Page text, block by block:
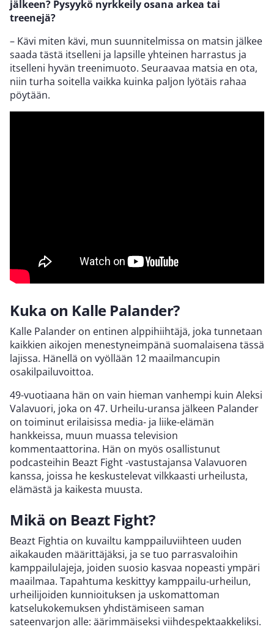
jälkeen? Pysyykö nyrkkeily osana arkea tai
treenejä?
– Kävi miten kävi, mun suunnitelmissa on matsin jälkee
saada tästä itselleni ja lapsille yhteinen harrastus ja
itselleni hyvän treenimuoto. Seuraavaa matsia en ota,
niin turha soitella vaikka kuinka paljon lyötäis rahaa
pöytään.
Kuka on Kalle Palander?
Kalle Palander on entinen alppihiihtäjä, joka tunnetaan
kaikkien aikojen menestyneimpänä suomalaisena tässä
lajissa. Hänellä on vyöllään 12 maailmancupin
osakilpailuvoittoa.
49-vuotiaana hän on vain hieman vanhempi kuin Aleksi
Valavuori, joka on 47. Urheilu-uransa jälkeen Palander
on toiminut erilaisissa media- ja liike-elämän
hankkeissa, muun muassa television
kommentaattorina. Hän on myös osallistunut
podcasteihin Beazt Fight -vastustajansa Valavuoren
kanssa, joissa he keskustelevat vilkkaasti urheilusta,
elämästä ja kaikesta muusta.
Mikä on Beazt Fight?
Beazt Fightia on kuvailtu kamppailuviihteen uuden
aikakauden määrittäjäksi, ja se tuo parrasvaloihin
kamppailulajeja, joiden suosio kasvaa nopeasti ympäri
maailmaa. Tapahtuma keskittyy kamppailu-urheilun,
urheilijoiden kunnioituksen ja uskomattoman
katselukokemuksen yhdistämiseen saman
sateenvarjon alle: äärimmäiseksi viihdespektaakkeliksi.